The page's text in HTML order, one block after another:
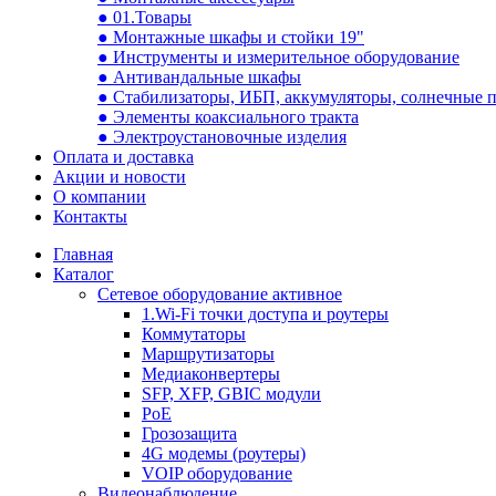
● 01.Товары
● Монтажные шкафы и стойки 19"
● Инструменты и измерительное оборудование
● Антивандальные шкафы
● Стабилизаторы, ИБП, аккумуляторы, солнечные
● Элементы коаксиального тракта
● Электроустановочные изделия
Оплата и доставка
Акции и новости
О компании
Контакты
Главная
Каталог
Сетевое оборудование активное
1.Wi-Fi точки доступа и роутеры
Коммутаторы
Маршрутизаторы
Медиаконвертеры
SFP, XFP, GBIC модули
PoE
Грозозащита
4G модемы (роутеры)
VOIP оборудование